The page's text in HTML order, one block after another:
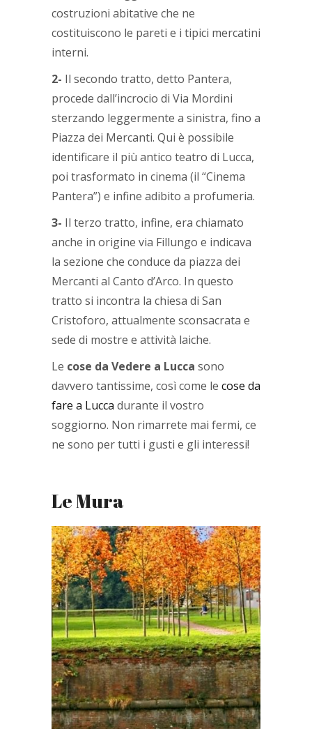
costruzioni abitative che ne
costituiscono le pareti e i tipici mercatini
interni.
2- Il secondo tratto, detto Pantera,
procede dall’incrocio di Via Mordini
sterzando leggermente a sinistra, fino a
Piazza dei Mercanti. Qui è possibile
identificare il più antico teatro di Lucca,
poi trasformato in cinema (il “Cinema
Pantera”) e infine adibito a profumeria.
3- Il terzo tratto, infine, era chiamato
anche in origine via Fillungo e indicava
la sezione che conduce da piazza dei
Mercanti al Canto d’Arco. In questo
tratto si incontra la chiesa di San
Cristoforo, attualmente sconsacrata e
sede di mostre e attività laiche.
Le cose da Vedere a Lucca sono
davvero tantissime, così come le cose da
fare a Lucca durante il vostro
soggiorno. Non rimarrete mai fermi, ce
ne sono per tutti i gusti e gli interessi!
Le Mura